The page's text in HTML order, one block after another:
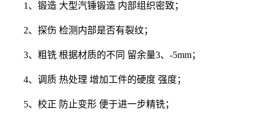
1、锻造 大型汽锤锻造 内部组织密致；
2、探伤 检测内部是否有裂纹；
3、粗铣 根据材质的不同 留余量3、-5mm；
4、调质 热处理 增加工件的硬度 强度；
5、校正 防止变形 便于进一步精铣；